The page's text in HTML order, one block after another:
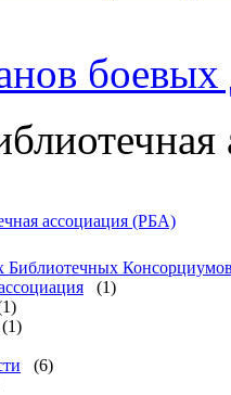
ассоциация (РБА)
Библиотечных
(1)
(1)
(6)